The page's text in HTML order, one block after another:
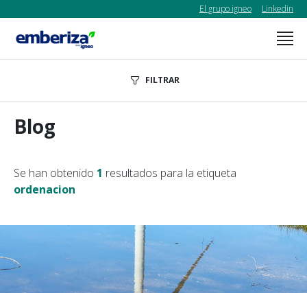
El grupo igneo Linkedin
FILTRAR
Blog
Se han obtenido 1 resultados para la etiqueta
ordenacion